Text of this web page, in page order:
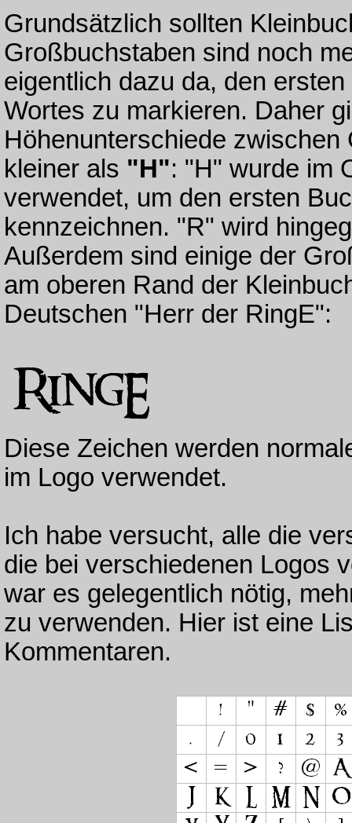
Grundsätzlich sollten
Großbuchstaben sind noch
eigentlich dazu da, den
Wortes zu markieren. Daher
Höhenunterschiede
kleiner als "H": "H" wurde im
verwendet, um den ersten
kennzeichnen. "R" wird
Außerdem sind einige der
am oberen Rand der
Deutschen "Herr der RingE":
Diese Zeichen werden
im Logo verwendet.
Ich habe versucht, alle die
die bei verschiedenen Logos
war es gelegentlich nötig,
zu verwenden. Hier ist eine
Kommentaren.